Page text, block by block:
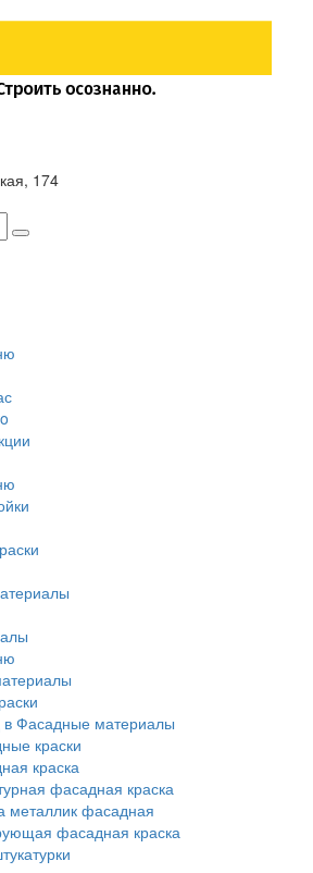
174
в Фасадные материалы
краски
краска
фасадная краска
металлик фасадная
фасадная краска